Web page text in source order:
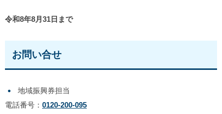
令和8年8月31日まで
お問い合せ
地域振興券担当
電話番号： 0120-200-095